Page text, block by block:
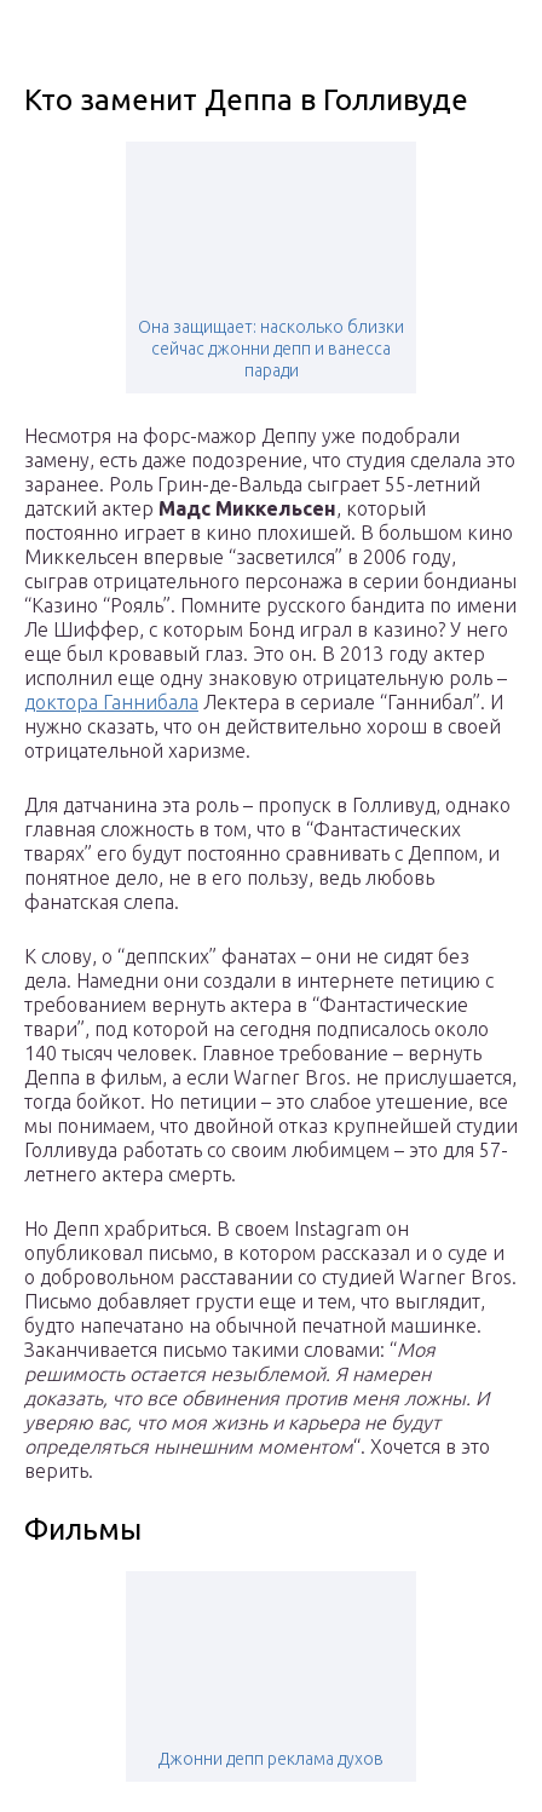
Кто заменит Деппа в Голливуде
Она защищает: насколько близки
сейчас джонни депп и ванесса
паради
Несмотря на форс-мажор Деппу уже подобрали
замену, есть даже подозрение, что студия сделала это
заранее. Роль Грин-де-Вальда сыграет 55-летний
датский актер Мадс Миккельсен, который
постоянно играет в кино плохишей. В большом кино
Миккельсен впервые “засветился” в 2006 году,
сыграв отрицательного персонажа в серии бондианы
“Казино “Рояль”. Помните русского бандита по имени
Ле Шиффер, с которым Бонд играл в казино? У него
еще был кровавый глаз. Это он. В 2013 году актер
исполнил еще одну знаковую отрицательную роль –
доктора Ганнибала Лектера в сериале “Ганнибал”. И
нужно сказать, что он действительно хорош в своей
отрицательной харизме.
Для датчанина эта роль – пропуск в Голливуд, однако
главная сложность в том, что в “Фантастических
тварях” его будут постоянно сравнивать с Деппом, и
понятное дело, не в его пользу, ведь любовь
фанатская слепа.
К слову, о “деппских” фанатах – они не сидят без
дела. Намедни они создали в интернете петицию с
требованием вернуть актера в “Фантастические
твари”, под которой на сегодня подписалось около
140 тысяч человек. Главное требование – вернуть
Деппа в фильм, а если Warner Bros. не прислушается,
тогда бойкот. Но петиции – это слабое утешение, все
мы понимаем, что двойной отказ крупнейшей студии
Голливуда работать со своим любимцем – это для 57-
летнего актера смерть.
Но Депп храбриться. В своем Instagram он
опубликовал письмо, в котором рассказал и о суде и
о добровольном расставании со студией Warner Bros.
Письмо добавляет грусти еще и тем, что выглядит,
будто напечатано на обычной печатной машинке.
Заканчивается письмо такими словами: “Моя
решимость остается незыблемой. Я намерен
доказать, что все обвинения против меня ложны. И
уверяю вас, что моя жизнь и карьера не будут
определяться нынешним моментом“. Хочется в это
верить.
Фильмы
Джонни депп реклама духов